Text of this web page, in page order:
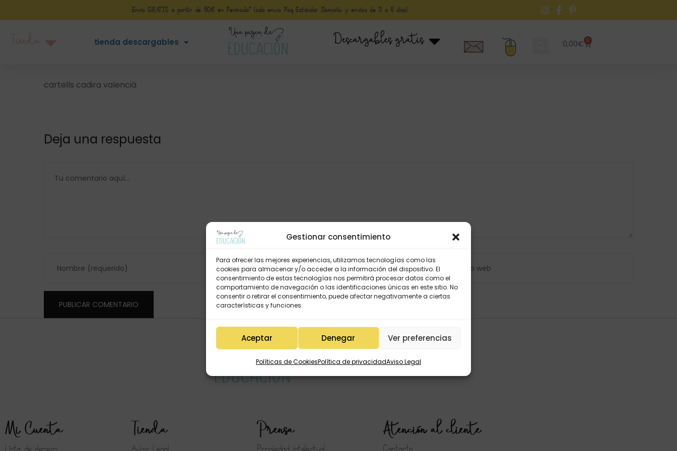
Gestionar consentimiento
Para ofrecer las mejores experiencias, utilizamos tecnologías como las
cookies para almacenar y/o acceder a la información del dispositivo. El
consentimiento de estas tecnologías nos permitirá procesar datos como el
comportamiento de navegación o las identificaciones únicas en este sitio. No
consentir o retirar el consentimiento, puede afectar negativamente a ciertas
características y funciones.
Aceptar Denegar Ver preferencias
Políticas de CookiesPolítica de privacidadAviso Legal
Envío GRATIS a partir de 50€ en Península* (solo envio Paq Estándar Domicilio y envíos de 3 a 5 días)
tienda descargables Descargables gratis 0,00€ 0
cartells cadira valencià
Deja una respuesta
Mi Cuenta Tienda Prensa Atención al cliente